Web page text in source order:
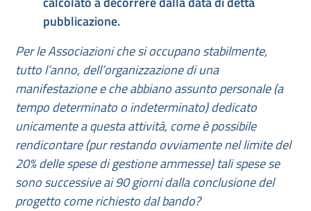
pubblicazione.
Per le Associazioni che si occupano stabilmente,
tutto l’anno, dell’organizzazione di una
manifestazione e che abbiano assunto personale (a
tempo determinato o indeterminato) dedicato
unicamente a questa attività, come è possibile
rendicontare (pur restando ovviamente nel limite del
20% delle spese di gestione ammesse) tali spese se
sono successive ai 90 giorni dalla conclusione del
progetto come richiesto dal bando?